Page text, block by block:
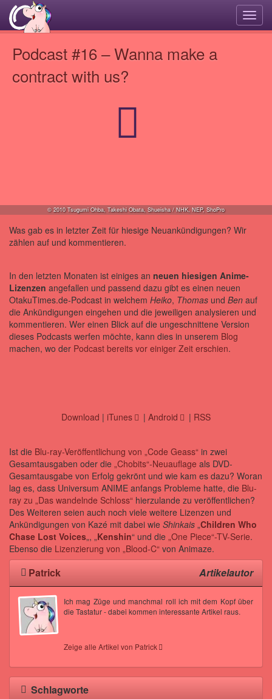
Podcast #16 – Wanna make a
contract with us?
© 2010 Tsugumi Ohba, Takeshi Obata, Shueisha / NHK, NEP, ShoPro
Was gab es in letzter Zeit für hiesige Neuankündigungen? Wir
zählen auf und kommentieren.
In den letzten Monaten ist einiges an neuen hiesigen Anime-
Lizenzen angefallen und passend dazu gibt es einen neuen
OtakuTimes.de-Podcast in welchem Heiko, Thomas und Ben auf
die Ankündigungen eingehen und die jeweiligen analysieren und
kommentieren. Wer einen Blick auf die ungeschnittene Version
dieses Podcasts werfen möchte, kann dies in unserem Blog
machen, wo der Podcast bereits vor einiger Zeit erschien.
Download | iTunes | Android | RSS
Ist die Blu-ray-Veröffentlichung von „Code Geass“ in zwei
Gesamtausgaben oder die „Chobits“-Neuauflage als DVD-
Gesamtausgabe von Erfolg gekrönt und wie kam es dazu? Woran
lag es, dass Universum ANIME anfangs Probleme hatte, die Blu-
ray zu „Das wandelnde Schloss“ hierzulande zu veröffentlichen?
Des Weiteren seien auch noch viele weitere Lizenzen und
Ankündigungen von Kazé mit dabei wie Shinkais „Children Who
Chase Lost Voices„, „Kenshin“ und die „One Piece“-TV-Serie.
Ebenso die Lizenzierung von „Blood-C“ von Animaze.
Patrick Artikelautor
Ich mag Züge und manchmal roll ich mit dem Kopf über
die Tastatur - dabei kommen interessante Artikel raus.
Zeige alle Artikel von Patrick
Schlagworte